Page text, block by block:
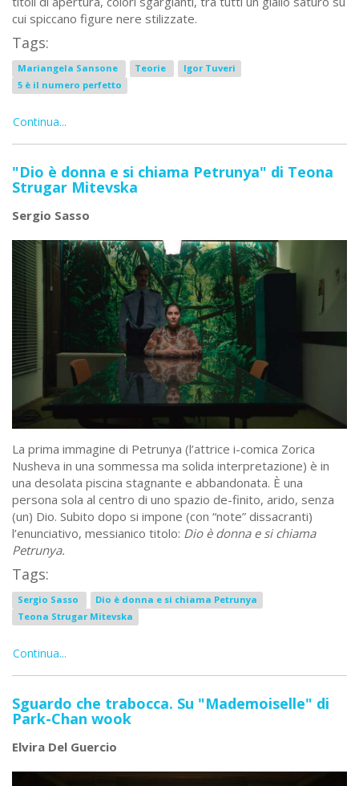
cui spiccano figure nere stilizzate.
Tags:
Mariangela Sansone Teorie
Igor Tuveri
5 è il numero perfetto
Continua...
"Dio è donna e si chiama Petrunya" di Teona
Strugar Mitevska
Sergio Sasso
La prima immagine di Petrunya (l’attrice i-comica Zorica
Nusheva in una sommessa ma solida interpretazione) è in
una desolata piscina stagnante e abbandonata. È una
persona sola al centro di uno spazio de-finito, arido, senza
(un) Dio. Subito dopo si impone (con “note” dissacranti)
l’enunciativo, messianico titolo: Dio è donna e si chiama
Petrunya.
Tags:
Sergio Sasso
Dio è donna e si chiama Petrunya
Teona Strugar Mitevska
Continua...
Sguardo che trabocca. Su "Mademoiselle" di
Park-Chan wook
Elvira Del Guercio